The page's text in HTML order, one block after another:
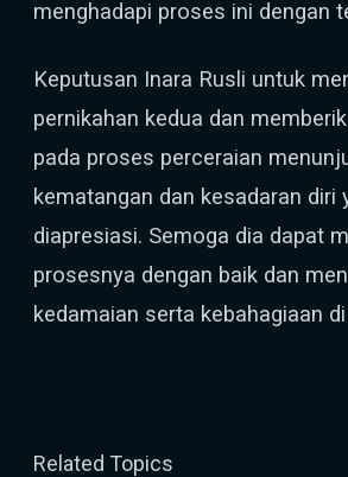
menghadapi proses ini dengan
Keputusan Inara Rusli untuk
pernikahan kedua dan
pada proses perceraian
kematangan dan kesadaran diri
diapresiasi. Semoga dia dapat
prosesnya dengan baik dan
kedamaian serta kebahagiaan
Related Topics